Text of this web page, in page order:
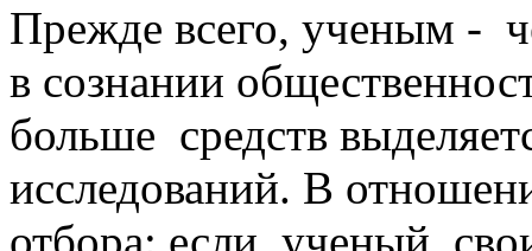
Прежде всего, ученым -
в сознании
больше средств
исследований. В
отбора: если ученый